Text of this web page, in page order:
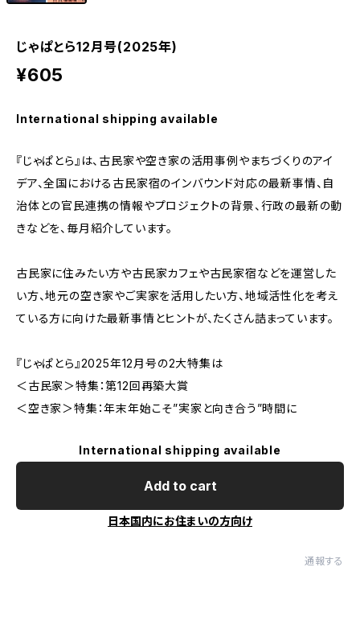
じゃぱとら12月号(2025年)
¥605
International shipping available
『じゃぱとら』は、古民家や空き家の活用事例やまちづくりのアイ
デア、全国における古民家宿のインバウンド対応の最新事情、自
治体との官民連携の情報やプロジェクトの背景、行政の最新の動
きなどを、毎月紹介しています。
古民家に住みたい方や古民家カフェや古民家宿などを運営した
い方、地元の空き家やご実家を活用したい方、地域活性化を考え
ている方に向けた最新事情とヒントが、たくさん詰まっています。
『じゃぱとら』2025年12月号の2大特集は
＜古民家＞特集：第12回再築大賞
＜空き家＞特集：年末年始こそ”実家と向き合う”時間に
International shipping available
Add to cart
日本国内にお住まいの方向け
通報する